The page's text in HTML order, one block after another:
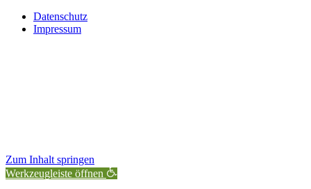
Datenschutz
Impressum
Zum Inhalt springen
Werkzeugleiste öffnen